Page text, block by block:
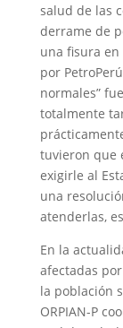
salud de las
derrame de
una fisura
por
normales”
totalmente
tuvieron que
exigirle al
una
atenderlas,
En la
afectadas
la población
ORPIAN-P